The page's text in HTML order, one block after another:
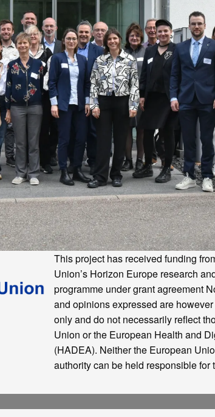
This project has received funding
Union’s Horizon Europe research
programme under grant agreement
and opinions expressed are
only and do not necessarily reflect
Union or the European Health and
(HADEA). Neither the European
authority can be held responsible for